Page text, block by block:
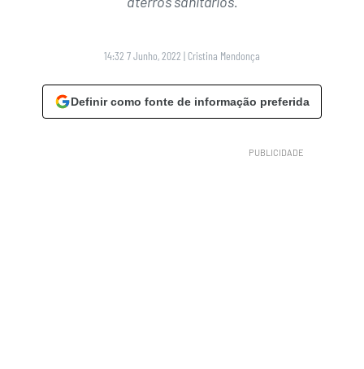
14:32 7 Junho, 2022 | Cristina Mendonça
Definir como fonte de informação preferida